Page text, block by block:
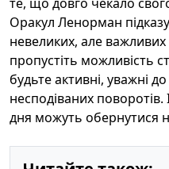
Оракул Ленорман
невеликих, але
пропустіть можливість
будьте активні, уважні до
несподіваних
дня можуть обернутися